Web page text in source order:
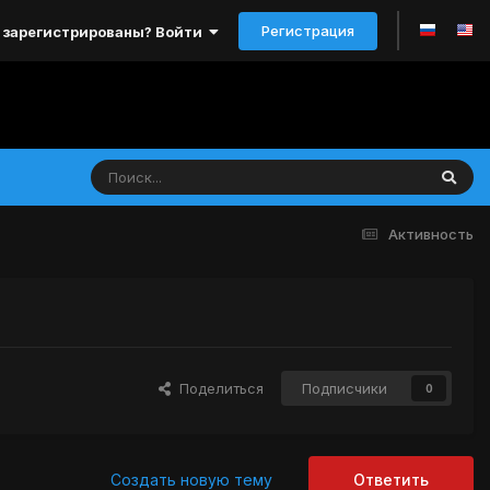
Войти Регистрация
Активность
Поделиться Подписчики 0
Ответить
Создать новую тему